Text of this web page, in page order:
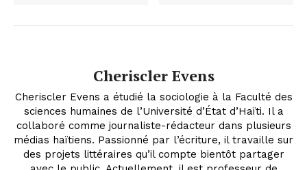
Cheriscler Evens
Cheriscler Evens a étudié la sociologie à la Faculté des
sciences humaines de l’Université d’État d’Haïti. Il a
collaboré comme journaliste-rédacteur dans plusieurs
médias haïtiens. Passionné par l’écriture, il travaille sur
des projets littéraires qu’il compte bientôt partager